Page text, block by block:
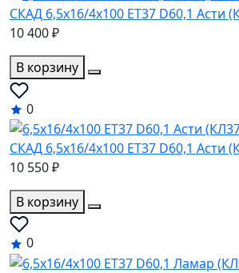
СКАД 6,5x16/4x100 ET37 D60,1 Асти
10 400 ₽
В корзину
0
СКАД 6,5x16/4x100 ET37 D60,1 Асти
10 550 ₽
В корзину
0